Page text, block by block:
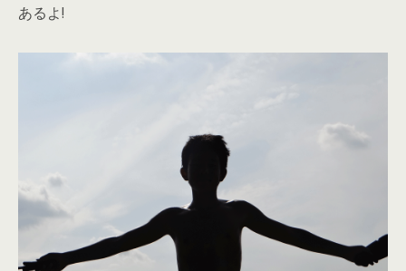
あるよ!